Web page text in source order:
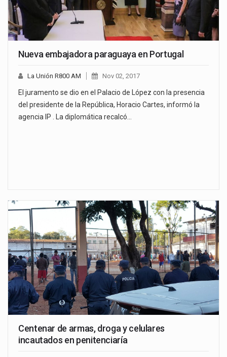
Nueva embajadora paraguaya en Portugal
La Unión R800 AM Nov 02, 2017
El juramento se dio en el Palacio de López con la presencia
del presidente de la República, Horacio Cartes, informó la
agencia IP . La diplomática recalcó…
Centenar de armas, droga y celulares
incautados en penitenciaría